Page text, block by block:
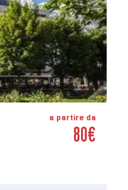
a partire da
80€